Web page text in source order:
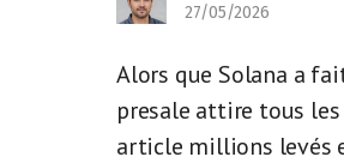
27/05/2026
Alors que Solana a
presale attire tous les
article millions levés